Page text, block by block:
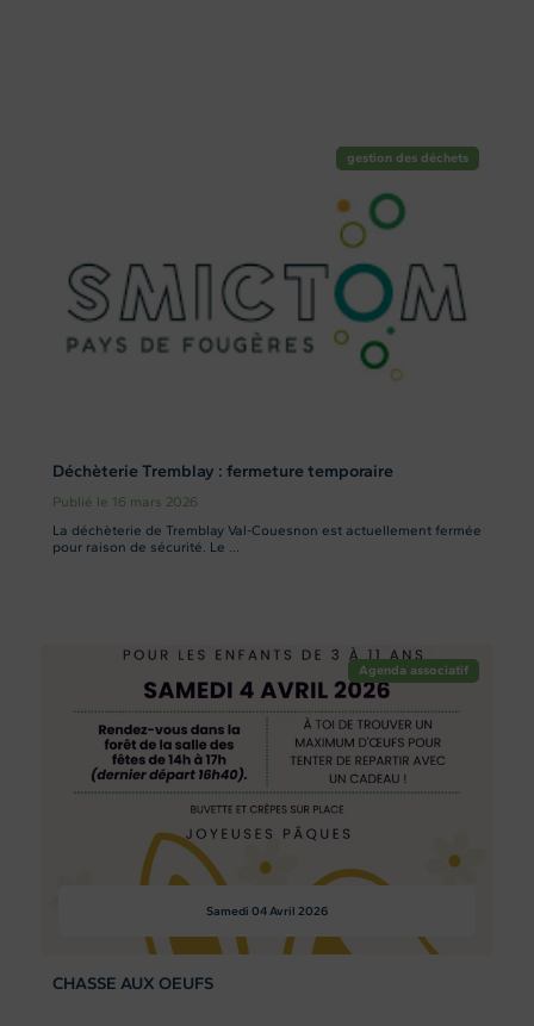
gestion des déchets
Déchèterie Tremblay : fermeture temporaire
Publié le 16 mars 2026
La déchèterie de Tremblay Val-Couesnon est actuellement fermée
pour raison de sécurité. Le ...
Agenda associatif
Samedi 04Avril 2026
CHASSE AUX OEUFS